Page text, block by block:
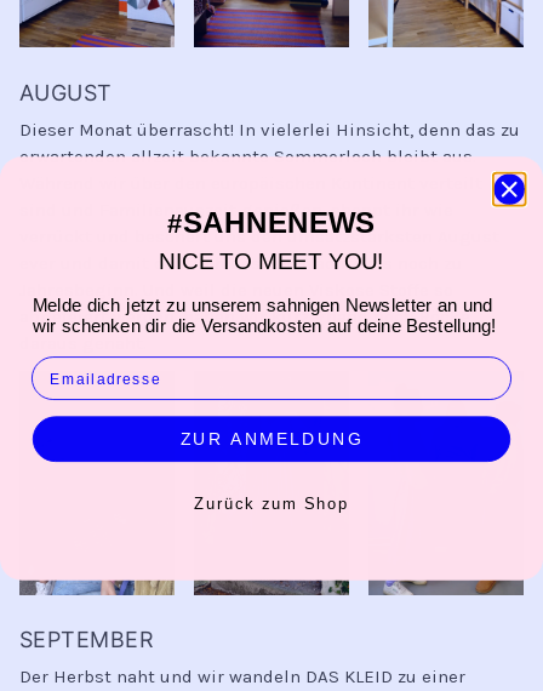
AUGUST
Dieser Monat überrascht! In vielerlei Hinsicht, denn das zu
erwartenden allzeit bekannte Sommerloch bleibt aus.
sind und Familienauszeit genießen, shoppt ihr wie
verrückt und beschert uns den umsatzstärksten August
ever und damit deutlich bessere Nächte als noch zu
abgefeiert werden, haben wir kurzerhand noch Röcke
SEPTEMBER
Der Herbst naht und wir wandeln DAS KLEID zu einer
#SAHNENEWS
NICE TO MEET YOU!
Melde dich jetzt zu unserem sahnigen Newsletter an und
wir schenken dir die Versandkosten auf deine Bestellung!
EMAIL
ZUR ANMELDUNG
Zurück zum Shop